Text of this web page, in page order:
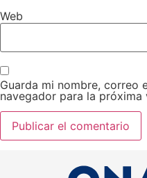
Web
Guarda mi nombre, correo
navegador para la próxima